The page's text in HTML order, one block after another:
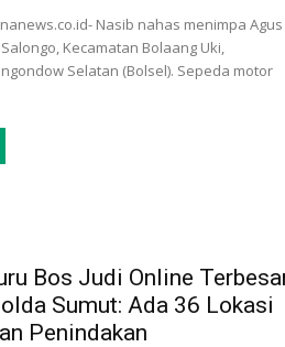
Nasib nahas menimpa Agus
Kecamatan Bolaang Uki,
Selatan (Bolsel). Sepeda motor
Bos Judi Online
Sumut: Ada 36 Lokasi
Penindakan